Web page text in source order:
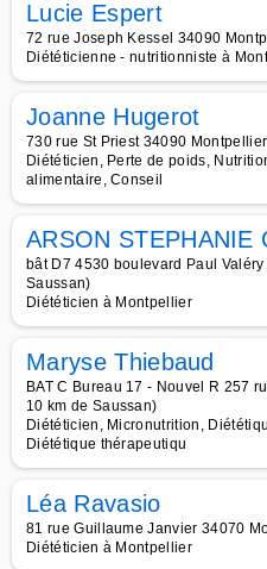
Lucie Espert
72 rue Joseph Kessel 34090
Diététicienne - nutritionniste à
Joanne Hugerot
730 rue St Priest 34090
Diététicien, Perte de poids,
alimentaire, Conseil
ARSON STEPHANIE
bât D7 4530 boulevard Paul
Saussan)
Diététicien à Montpellier
Maryse Thiebaud
BAT C Bureau 17 - Nouvel R 257
10 km de Saussan)
Diététicien, Micronutrition,
Diététique thérapeutiqu
Léa Ravasio
81 rue Guillaume Janvier 34070
Diététicien à Montpellier